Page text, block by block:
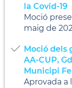
la Covid-19
Moció
maig de
Moció dels
AA-CUP,
Municipi
Aprovada a